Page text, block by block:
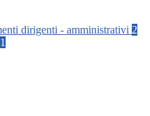
dirigenti - amministrativi 2
1